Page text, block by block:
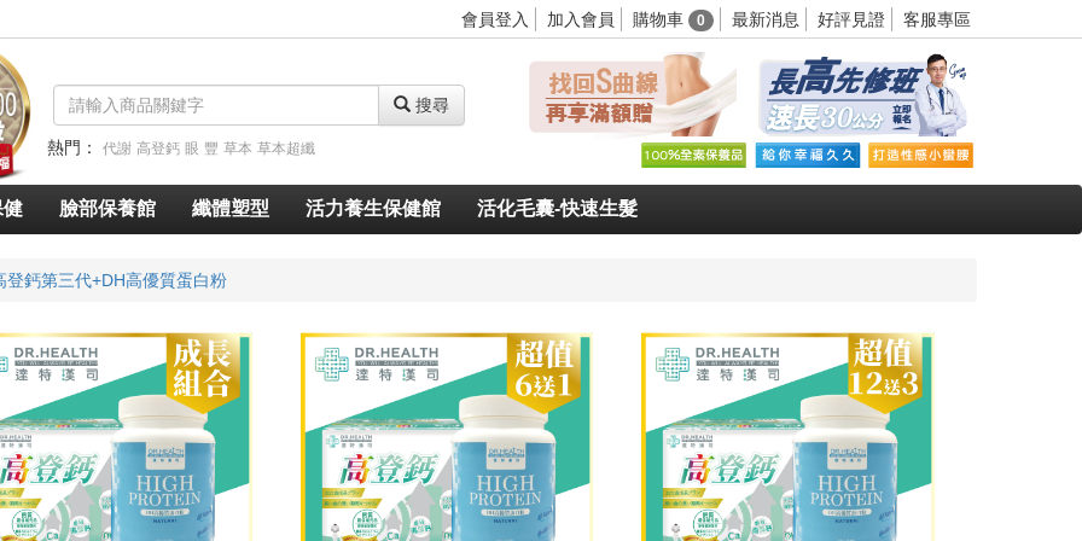
會員登入 加入會員 購物車 0 最新消息 好評見證 客服專區
搜尋
熱門： 代謝 高登鈣 眼 豐 草本 草本超纖
健 臉部保養館 纖體塑型 活力養生保健館 活化毛囊-快速生髮
登鈣第三代+DH高優質蛋白粉